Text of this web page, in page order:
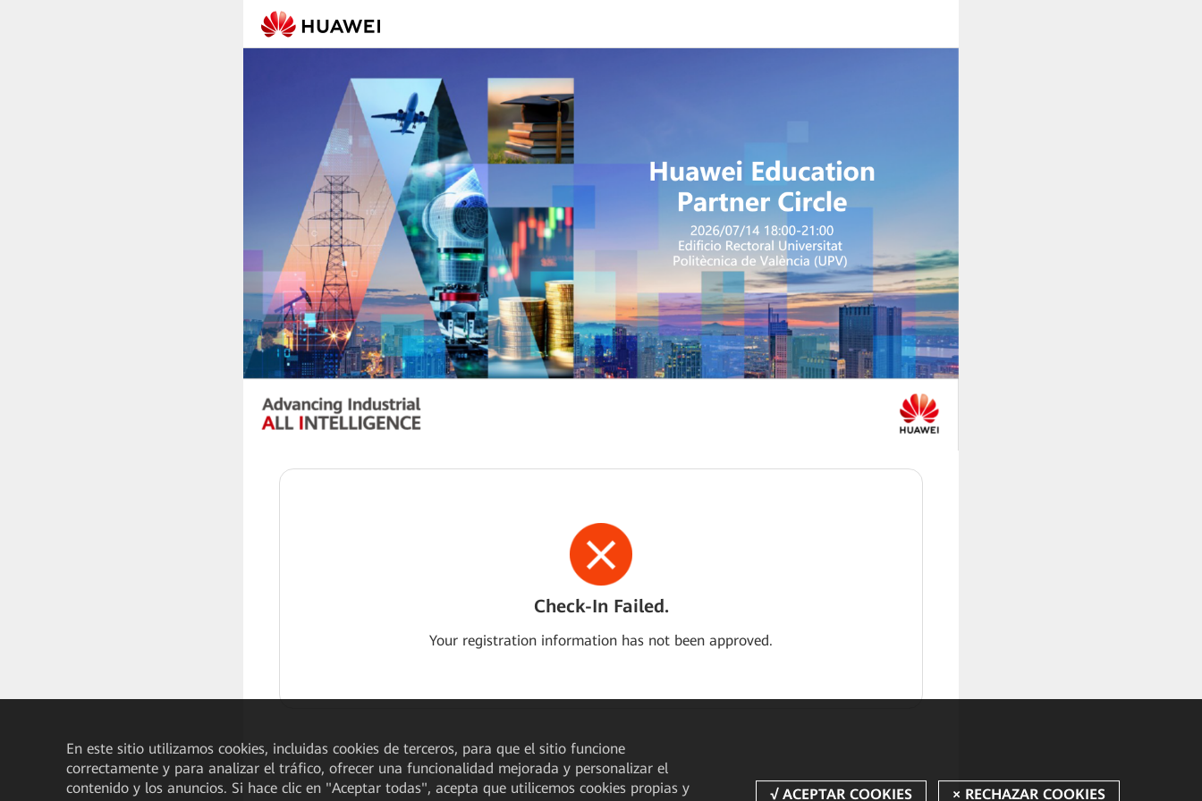
Check-In Failed.
Your registration information has not been approved.
En este sitio utilizamos cookies, incluidas cookies de terceros, para que el sitio funcione
correctamente y para analizar el tráfico, ofrecer una funcionalidad mejorada y personalizar el
contenido y los anuncios. Si hace clic en "Aceptar todas", acepta que utilicemos cookies propias y